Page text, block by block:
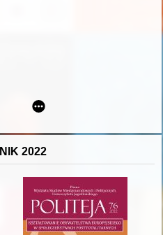
1873 w Krakowie - zm. 8 lub
2022